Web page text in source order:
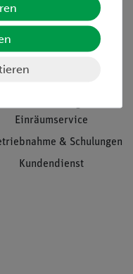
Einräumservice
& Schulungen
Kundendienst